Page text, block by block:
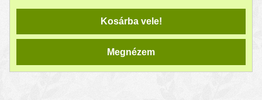
Kosárba vele!
Megnézem